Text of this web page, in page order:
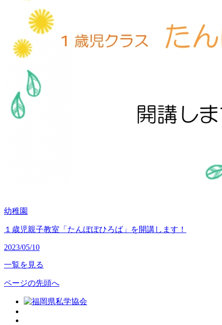
幼稚園
１歳児親子教室「たんぽぽひろば」を開講します！
2023/05/10
一覧を見る
ページの先頭へ